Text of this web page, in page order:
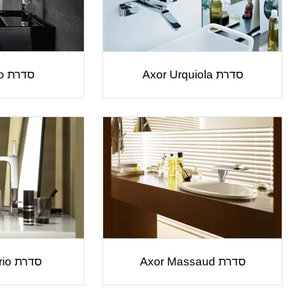
סדרת Axor Urquiola סדרת Axor Uno
סדרת Axor Massaud סדרת Axor Citterio